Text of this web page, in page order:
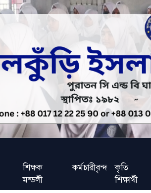
শিক্ষক
মন্ডলী
কর্মচারীবৃন্দ
কৃতি
শিক্ষার্থী